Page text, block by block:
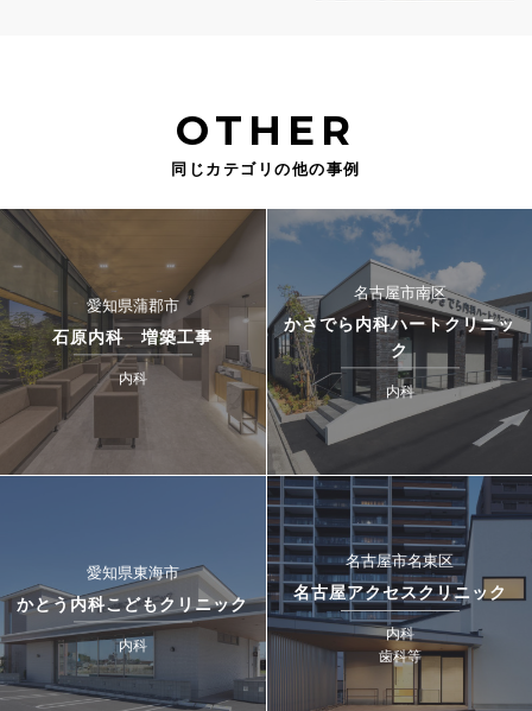
OTHER
同じカテゴリの他の事例
愛知県蒲郡市
石原内科 増築工事
内科
名古屋市南区
かさでら内科ハートクリニッ
ク
内科
愛知県東海市
かとう内科こどもクリニック
内科
名古屋市名東区
名古屋アクセスクリニック
内科
歯科等